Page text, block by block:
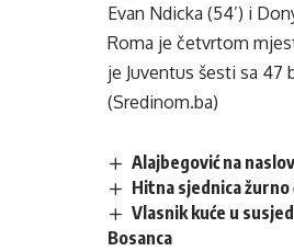
Evan Ndicka (54’) i
Roma je četvrtom
je Juventus šesti sa 47
(Sredinom.ba)
Alajbegović na
Hitna sjednica
Vlasnik kuće u
Bosanca